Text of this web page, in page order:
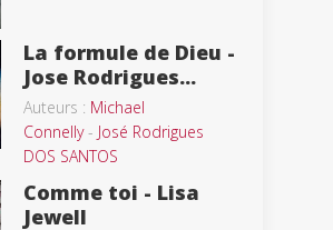
La formule de Dieu -
Jose Rodrigues...
Auteurs : Michael
Connelly- José Rodrigues
DOS SANTOS
Comme toi - Lisa
Jewell